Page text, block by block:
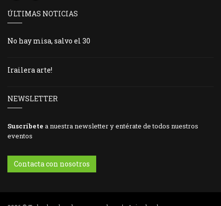
ÚLTIMAS NOTICIAS
No hay misa, salvo el 30
Irailera arte!
NEWSLETTER
Suscríbete a nuestra newsletter y entérate de todos nuestros
eventos
Contacta con nosotros